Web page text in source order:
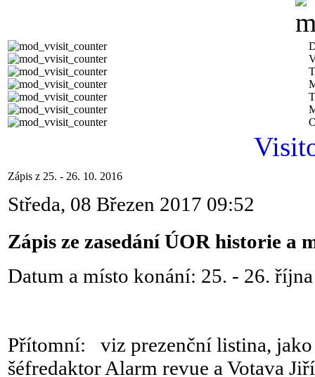
Zápis z 25. - 26. 10. 2016
Středa, 08 Březen 2017 09:52
Zápis ze zasedání ÚOR historie a
Datum a místo konání: 25. - 26.
Přítomní: viz prezenční listina,
šéfredaktor Alarm revue a Votava